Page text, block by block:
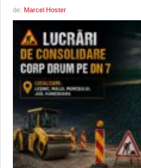
de: Marcel Hoster